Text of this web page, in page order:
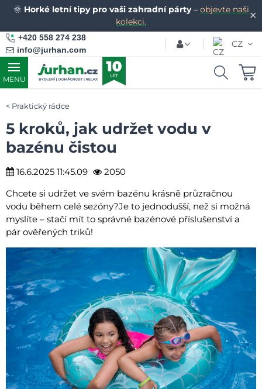
✕
🌞 Horké letní tipy pro vaši zahradní párty– objevte naši
kolekci.
+420 558 274 238
info@jurhan.com
CZ
MENU
Praktický rádce
5 kroků, jak udržet vodu v
bazénu čistou
16.6.2025 11:45.09
2050
Chcete si udržet ve svém bazénu krásně průzračnou
vodu během celé sezóny?Je to jednodušší, než si možná
myslíte – stačí mít to správné bazénové příslušenství a
pár ověřených triků!